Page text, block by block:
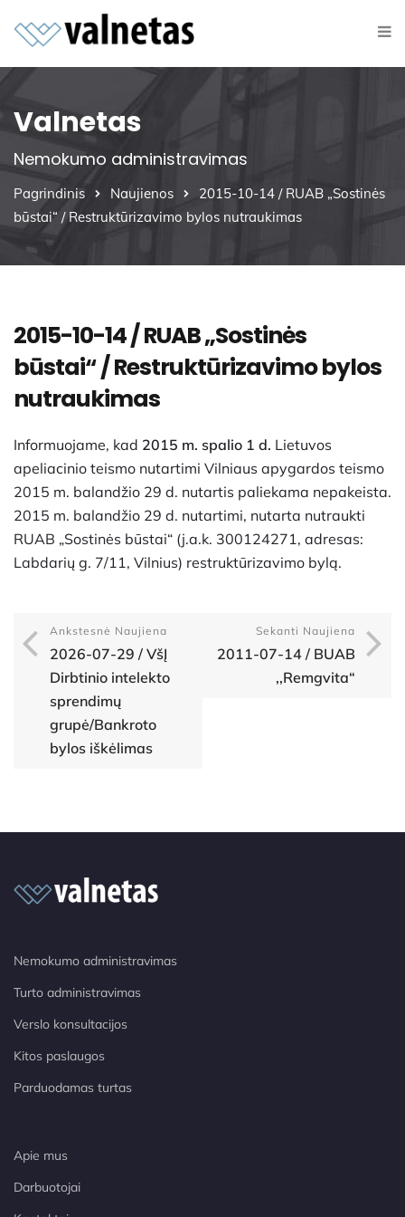
Valnetas
Nemokumo administravimas
Pagrindinis Naujienos
2015-10-14 / RUAB „Sostinės
būstai“ / Restruktūrizavimo bylos nutraukimas
2015-10-14 / RUAB „Sostinės
būstai“ / Restruktūrizavimo bylos
nutraukimas
Informuojame, kad 2015 m. spalio 1 d. Lietuvos
apeliacinio teismo nutartimi Vilniaus apygardos teismo
2015 m. balandžio 29 d. nutartis paliekama nepakeista.
2015 m. balandžio 29 d. nutartimi, nutarta nutraukti
RUAB „Sostinės būstai“ (j.a.k. 300124271, adresas:
Labdarių g. 7/11, Vilnius) restruktūrizavimo bylą.
Ankstesnė Naujiena
2026-07-29 / VšĮ
Dirbtinio intelekto
sprendimų
grupė/Bankroto
bylos iškėlimas
Sekanti Naujiena
2011-07-14 / BUAB
,,Remgvita“
Nemokumo administravimas
Turto administravimas
Verslo konsultacijos
Kitos paslaugos
Parduodamas turtas
Apie mus
Darbuotojai